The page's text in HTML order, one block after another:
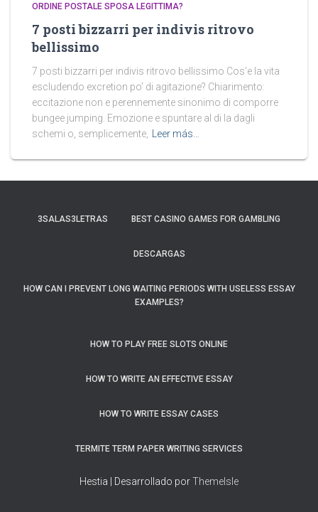
ORDINE POSTALE SPOSA LEGITTIMA?
7 posti bizzarri per indivis ritrovo
bellissimo
7 posti bizzarri per indivis ritrovo bellissimo Cos’e la vita
escludendo excretion po’ di agitazione? Chiarimento:
eccitazione non e perennemente sinonimo di comporre
bungee jumping. Emozione e spuntare al di la dagli
schemi o, semplicemente,
Leer más…
3SALAS3LETRAS BEST CASINO GAMES FOR GAMBLING
DESCARGAS
HOW CAN I PREVENT LONG WAITING PERIODS WITH USELESS ESSAY
EXAMPLES?
HOW TO PLAY FREE SLOTS ONLINE
HOW TO WRITE AN EFFECTIVE ESSAY
HOW TO WRITE ESSAY CASES
TERMITE TERM PAPER WRITING SERVICES
Hestia | Desarrollado porThemeIsle